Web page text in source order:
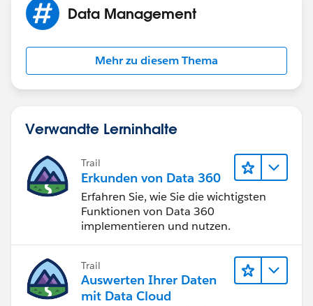
Data Management
Mehr zu diesem Thema
Verwandte Lerninhalte
Trail
Erkunden von Data 360
Erfahren Sie, wie Sie die wichtigsten
Funktionen von Data 360
implementieren und nutzen.
Trail
Auswerten Ihrer Daten
mit Data Cloud